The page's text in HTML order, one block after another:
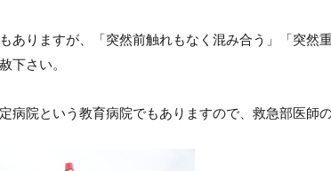
ありますが、「突然前触れもなく混み合う」「突然
下さい。
病院という教育病院でもありますので、救急部医師